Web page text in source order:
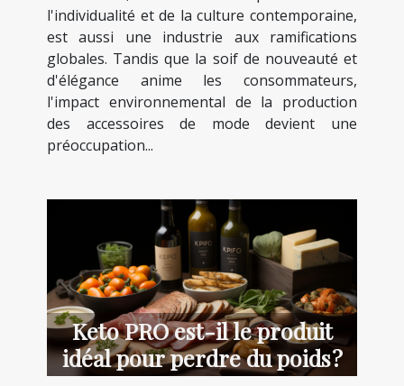
l'individualité et de la culture contemporaine,
est aussi une industrie aux ramifications
globales. Tandis que la soif de nouveauté et
d'élégance anime les consommateurs,
l'impact environnemental de la production
des accessoires de mode devient une
préoccupation...
Keto PRO est-il le produit
idéal pour perdre du poids ?